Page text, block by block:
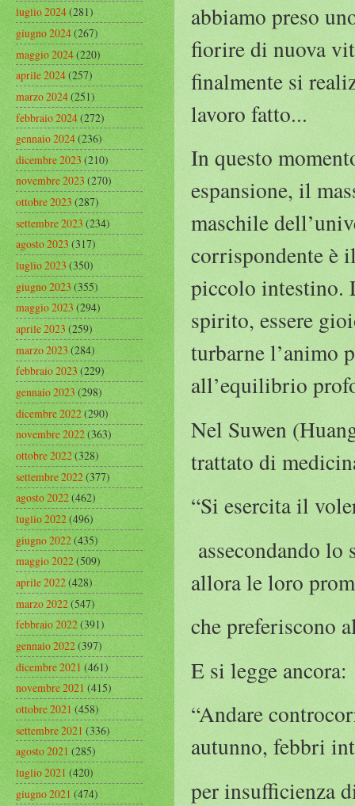
abbiamo preso
fiorire di nuova
finalmente si
lavoro fatto...
In questo
espansione, il
maschile
corrispondente è
piccolo intestino.
spirito, essere
turbarne l’animo
all’equilibrio
Nel Suwen
trattato di
“Si esercita il
assecondando lo
allora le loro
che preferiscono
E si legge ancora:
“Andare
autunno, febbri
per insufficienza
luglio 2024(281)
giugno 2024(267)
maggio 2024(220)
aprile 2024(257)
marzo 2024(251)
febbraio 2024(272)
gennaio 2024(236)
dicembre 2023(210)
novembre 2023(270)
ottobre 2023(287)
settembre 2023(234)
agosto 2023(317)
luglio 2023(350)
giugno 2023(355)
maggio 2023(294)
aprile 2023(259)
marzo 2023(284)
febbraio 2023(229)
gennaio 2023(298)
dicembre 2022(290)
novembre 2022(363)
ottobre 2022(328)
settembre 2022(377)
agosto 2022(462)
luglio 2022(496)
giugno 2022(435)
maggio 2022(509)
aprile 2022(428)
marzo 2022(547)
febbraio 2022(391)
gennaio 2022(397)
dicembre 2021(461)
novembre 2021(415)
ottobre 2021(458)
settembre 2021(336)
agosto 2021(285)
luglio 2021(420)
giugno 2021(474)